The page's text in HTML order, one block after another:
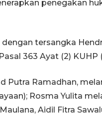
penegakan
tersangka
363 Ayat (2) KUHP
Ramadhan,
Rosma Yulita
Aidil Fitra